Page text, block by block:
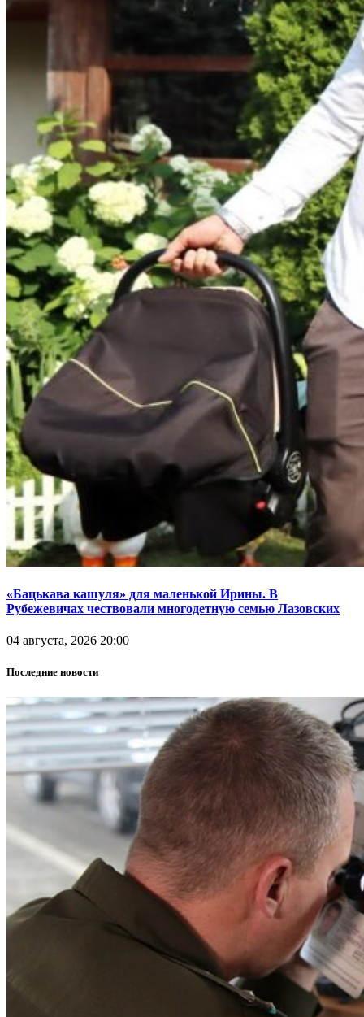
«Бацькава кашуля» для маленькой Ирины. В
Рубежевичах чествовали многодетную семью Лазовских
04 августа, 2026 20:00
Последние новости